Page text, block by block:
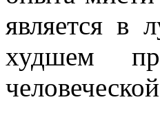
является в
худшем